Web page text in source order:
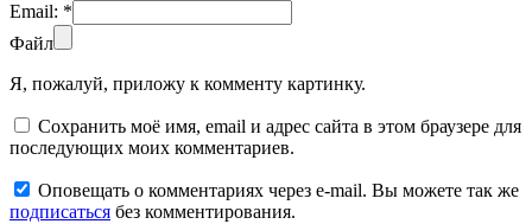
Email: *
Файл
Я, пожалуй, приложу к комменту картинку.
Сохранить моё имя, email и адрес сайта в этом браузере для
последующих моих комментариев.
Оповещать о комментариях через e-mail. Вы можете так же
подписаться без комментирования.